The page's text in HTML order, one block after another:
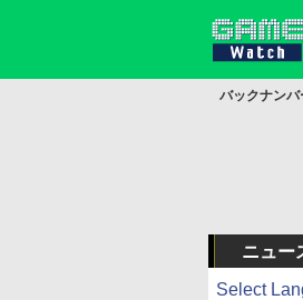
バックナンバ
ニュー
Select